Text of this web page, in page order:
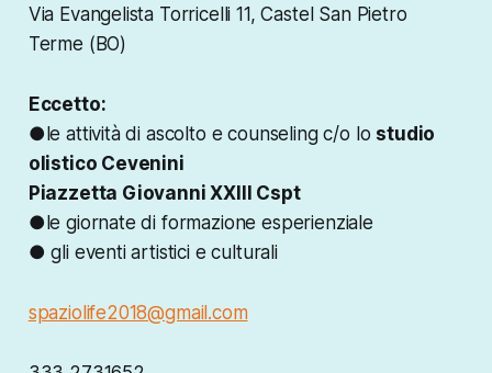
Via Evangelista Torricelli 11, Castel San Pietro
Terme (BO)
Eccetto:
●le attività di ascolto e counseling c/o lo studio
olistico Cevenini
Piazzetta Giovanni XXIII Cspt
●le giornate di formazione esperienziale
● gli eventi artistici e culturali
spaziolife2018@gmail.com